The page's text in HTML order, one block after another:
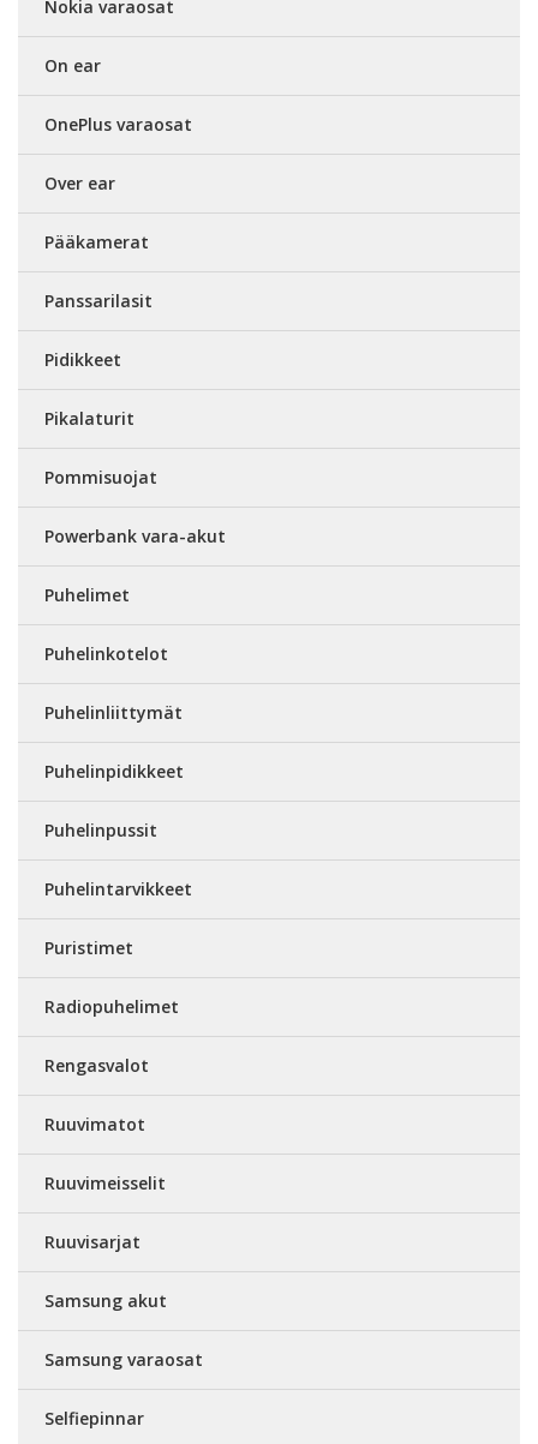
Nokia varaosat
On ear
OnePlus varaosat
Over ear
Pääkamerat
Panssarilasit
Pidikkeet
Pikalaturit
Pommisuojat
Powerbank vara-akut
Puhelimet
Puhelinkotelot
Puhelinliittymät
Puhelinpidikkeet
Puhelinpussit
Puhelintarvikkeet
Puristimet
Radiopuhelimet
Rengasvalot
Ruuvimatot
Ruuvimeisselit
Ruuvisarjat
Samsung akut
Samsung varaosat
Selfiepinnar